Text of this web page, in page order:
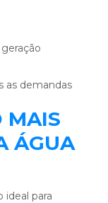
as demandas
MAIS
ÁGUA
ideal para